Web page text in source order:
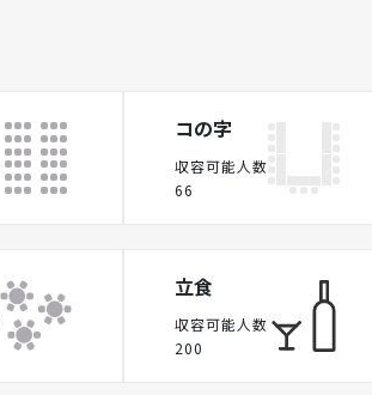
コの字
収容可能人数
66
立食
収容可能人数
200